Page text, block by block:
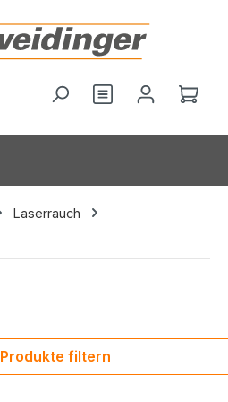
Du hast 0
Laserrauch
Produkte filtern